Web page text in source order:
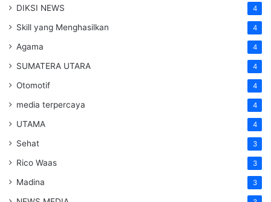
DIKSI NEWS 4
Skill yang Menghasilkan 4
Agama 4
SUMATERA UTARA 4
Otomotif 4
media terpercaya 4
UTAMA 4
Sehat 3
Rico Waas 3
Madina 3